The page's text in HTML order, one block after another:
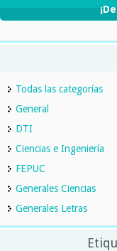
Todas las categorías
General
DTI
Ciencias e Ingeniería
FEPUC
Generales Ciencias
Generales Letras